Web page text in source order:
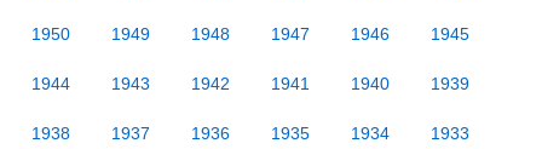
1950 1949 1948 1947 1946 1945
1944 1943 1942 1941 1940 1939
1938 1937 1936 1935 1934 1933